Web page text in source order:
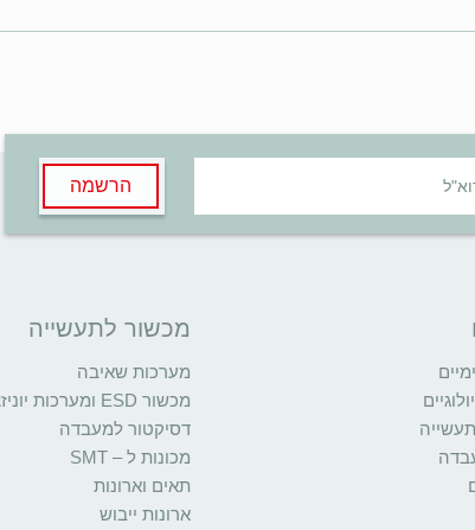
הרשמה
מכשור לתעשייה
מערכות שאיבה
מכשור ESD ומערכות יוניזציה
דסיקטור למעבדה
מכונות ל – SMT
תאים וארונות
ארונות ייבוש